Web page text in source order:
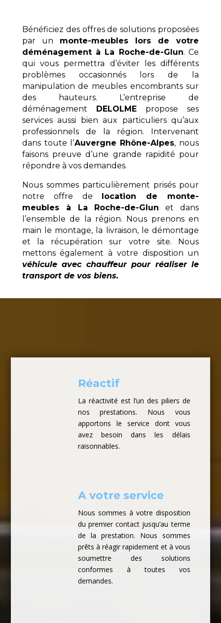
Bénéficiez des offres de solutions proposées
par un monte-meubles lors de votre
déménagement à La Roche-de-Glun. Ce
qui vous permettra d’éviter les différents
problèmes occasionnés lors de la
manipulation de meubles encombrants sur
des hauteurs. L’entreprise de
déménagement
DELOLMEpropose ses
services aussi bien aux particuliers qu’aux
professionnels de la région. Intervenant
dans toute l’Auvergne Rhône-Alpes, nous
faisons preuve d’une grande rapidité pour
répondre à vos demandes.
Nous sommes particulièrement prisés pour
notre offre de
location de monte-
meubles à La Roche-de-Glun et dans
l’ensemble de la région. Nous prenons en
main le montage, la livraison, le démontage
et la récupération sur votre site. Nous
mettons également à votre disposition un
véhicule avec chauffeur pour réaliser le
transport de vos biens.
Réactif
La réactivité est l’un des piliers de
nos prestations. Nous vous
apportons le service dont vous
avez besoin dans les délais
raisonnables.
A votre service
Nous sommes à votre disposition
du premier contact jusqu’au terme
de la prestation. Nous sommes
prêts à réagir rapidement et à vous
soumettre des solutions
conformes à toutes vos
demandes.